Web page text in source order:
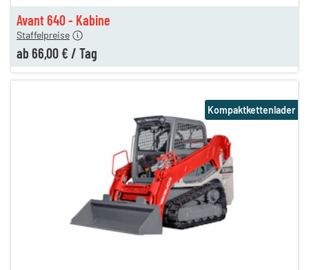
Avant 640 - Kabine
Staffelpreise
ab 66,00 € / Tag
Kompaktkettenlader